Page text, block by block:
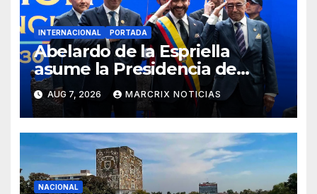
INTERNACIONAL PORTADA
Abelardo de la Espriella
asume la Presidencia de
Colombia para el periodo
2026-2030
AUG 7, 2026 MARCRIX NOTICIAS
NACIONAL